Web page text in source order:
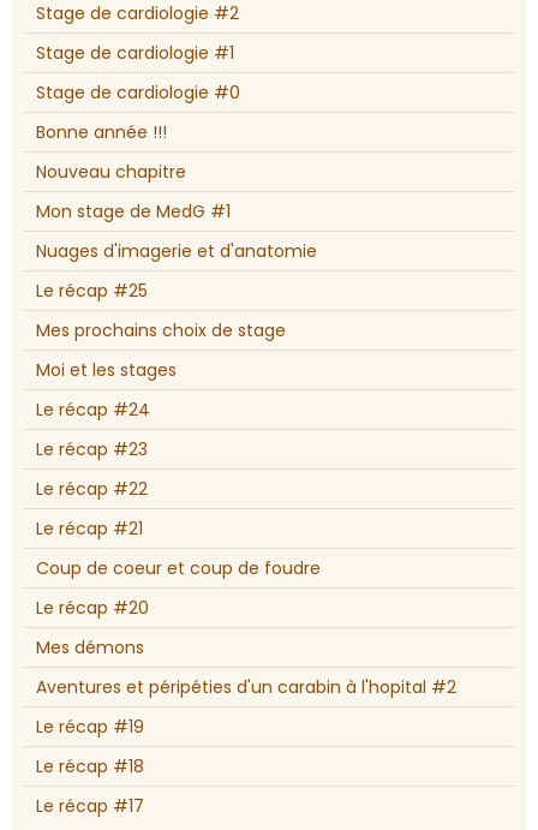
Stage de cardiologie #2
Stage de cardiologie #1
Stage de cardiologie #0
Bonne année !!!
Nouveau chapitre
Mon stage de MedG #1
Nuages d'imagerie et d'anatomie
Le récap #25
Mes prochains choix de stage
Moi et les stages
Le récap #24
Le récap #23
Le récap #22
Le récap #21
Coup de coeur et coup de foudre
Le récap #20
Mes démons
Aventures et péripéties d'un carabin à l'hopital #2
Le récap #19
Le récap #18
Le récap #17